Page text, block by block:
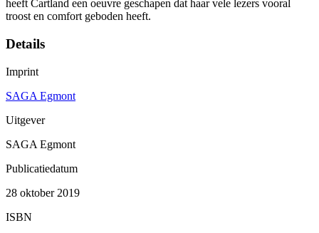
heeft Cartland een oeuvre geschapen dat haar vele lezers vooral
troost en comfort geboden heeft.
Details
Imprint
SAGA Egmont
Uitgever
SAGA Egmont
Publicatiedatum
28 oktober 2019
ISBN